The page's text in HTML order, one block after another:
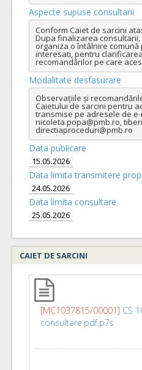
Aspecte supuse consultarii
Conform Caiet de sarcini
Dupa finalizarea
organiza o întâlnire
interesati, pentru
recomandărilor pe care
Modalitate desfasurare
Observațiile și
Caietului de sarcini pentru
transmise pe adresele de e-
nicoleta.popa@pmb.ro,
directiaproceduri@pmb.ro
Data publicare
15.05.2026
Data limita transmitere
24.05.2026
Data limita consultare
25.05.2026
CAIET DE SARCINI
[MC1037815/00001] CS
consultare.pdf.p7s